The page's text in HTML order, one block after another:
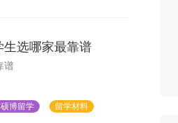
生选哪家最靠谱
谱
博留学
留学材料